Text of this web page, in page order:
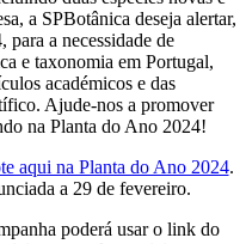
a SPBotânica deseja alertar,
a necessidade de
e taxonomia em Portugal,
académicos e das
Ajude-nos a promover
na Planta do Ano 2024!
aqui na Planta do Ano 2024.
a 29 de fevereiro.
poderá usar o link do